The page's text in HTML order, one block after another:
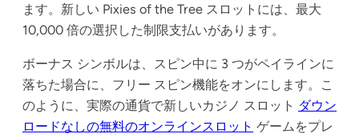
ます。新しい Pixies of the Tree スロットには、最大
10,000 倍の選択した制限支払いがあります。
ボーナス シンボルは、スピン中に 3 つがペイラインに
落ちた場合に、フリー スピン機能をオンにします。こ
のように、実際の通貨で新しいカジノ スロット ダウン
ロードなしの無料のオンラインスロット ゲームをプレ